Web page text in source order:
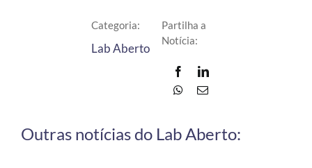
Categoria:
Lab Aberto
Partilha a
Notícia:
Outras notícias do Lab Aberto: